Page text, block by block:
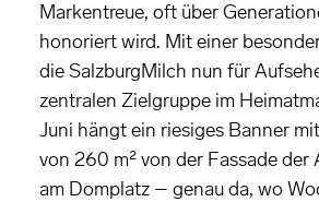
Markentreue, oft über
honoriert wird. Mit einer
die SalzburgMilch nun für
zentralen Zielgruppe im
Juni hängt ein riesiges Banner
von 260 m² von der Fassade der
am Domplatz – genau da, wo